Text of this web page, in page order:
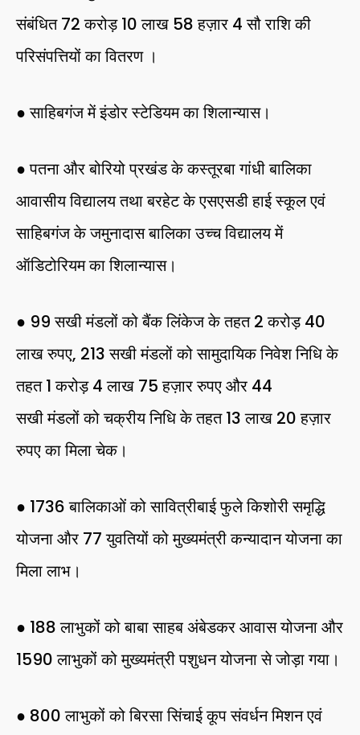
संबंधित 72 करोड़ 10 लाख 58 हज़ार 4 सौ राशि की
परिसंपत्तियों का वितरण ।
● साहिबगंज में इंडोर स्टेडियम का शिलान्यास।
● पतना और बोरियो प्रखंड के कस्तूरबा गांधी बालिका
आवासीय विद्यालय तथा बरहेट के एसएसडी हाई स्कूल एवं
साहिबगंज के जमुनादास बालिका उच्च विद्यालय में
ऑडिटोरियम का शिलान्यास।
● 99 सखी मंडलों को बैंक लिंकेज के तहत 2 करोड़ 40
लाख रुपए, 213 सखी मंडलों को सामुदायिक निवेश निधि के
तहत 1 करोड़ 4 लाख 75 हज़ार रुपए और 44
सखी मंडलों को चक्रीय निधि के तहत 13 लाख 20 हज़ार
रुपए का मिला चेक।
● 1736 बालिकाओं को सावित्रीबाई फुले किशोरी समृद्धि
योजना और 77 युवतियों को मुख्यमंत्री कन्यादान योजना का
मिला लाभ।
● 188 लाभुकों को बाबा साहब अंबेडकर आवास योजना और
1590 लाभुकों को मुख्यमंत्री पशुधन योजना से जोड़ा गया।
● 800 लाभुकों को बिरसा सिंचाई कूप संवर्धन मिशन एवं